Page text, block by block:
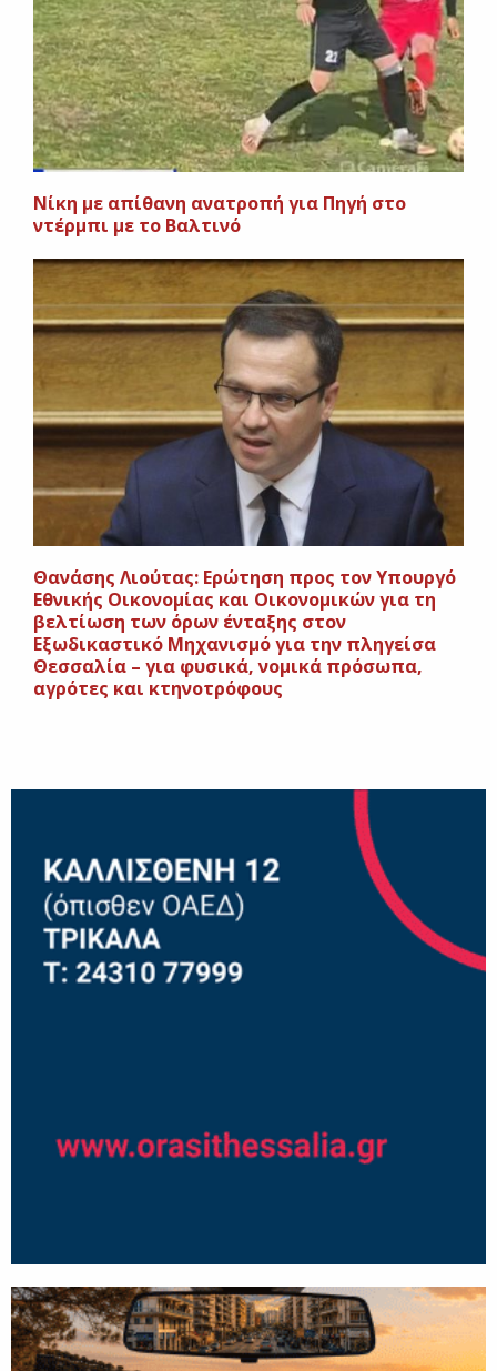
Νίκη με απίθανη ανατροπή για Πηγή στο
ντέρμπι με το Βαλτινό
Θανάσης Λιούτας: Ερώτηση προς τον Υπουργό
Εθνικής Οικονομίας και Οικονομικών για τη
βελτίωση των όρων ένταξης στον
Εξωδικαστικό Μηχανισμό για την πληγείσα
Θεσσαλία – για φυσικά, νομικά πρόσωπα,
αγρότες και κτηνοτρόφους